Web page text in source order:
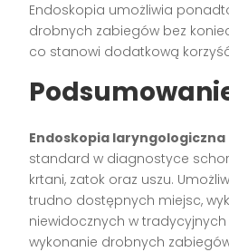
Endoskopia umożliwia
drobnych zabiegów bez
co stanowi dodatkową
Endoskopia laryngologiczna
standard w diagnostyce
krtani, zatok oraz uszu.
trudno dostępnych miejsc,
niewidocznych w
wykonanie drobnych